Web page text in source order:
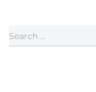
Search …